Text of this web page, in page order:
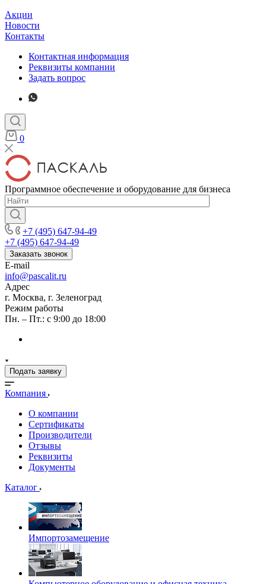
Акции
Новости
Контакты
Контактная информация
Реквизиты компании
Задать вопрос
0
Программное обеспечение и оборудование для бизнеса
+7 (495) 647-94-49
+7 (495) 647-94-49
Заказать звонок
E-mail
info@pascalit.ru
Адрес
г. Москва, г. Зеленоград
Режим работы
Пн. – Пт.: с 9:00 до 18:00
Подать заявку
Компания
О компании
Сертификаты
Производители
Отзывы
Реквизиты
Документы
Каталог
Импортозамещение